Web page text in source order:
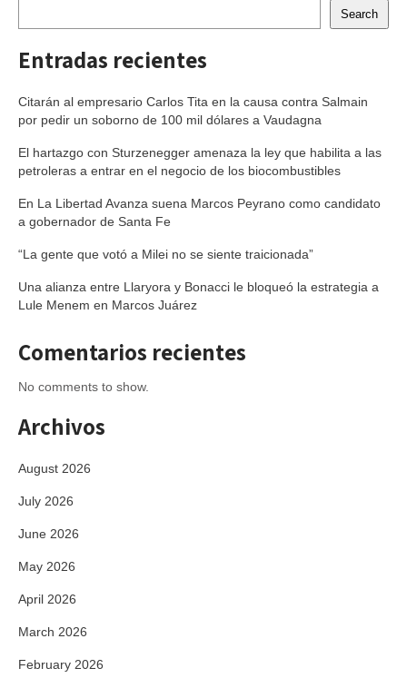
Search
Entradas recientes
Citarán al empresario Carlos Tita en la causa contra Salmain
por pedir un soborno de 100 mil dólares a Vaudagna
El hartazgo con Sturzenegger amenaza la ley que habilita a las
petroleras a entrar en el negocio de los biocombustibles
En La Libertad Avanza suena Marcos Peyrano como candidato
a gobernador de Santa Fe
“La gente que votó a Milei no se siente traicionada”
Una alianza entre Llaryora y Bonacci le bloqueó la estrategia a
Lule Menem en Marcos Juárez
Comentarios recientes
No comments to show.
Archivos
August 2026
July 2026
June 2026
May 2026
April 2026
March 2026
February 2026